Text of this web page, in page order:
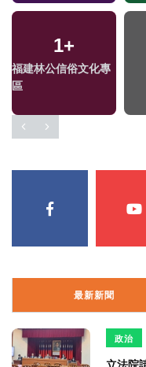
1+
福建林公信俗文化專
區
最新新聞
政治